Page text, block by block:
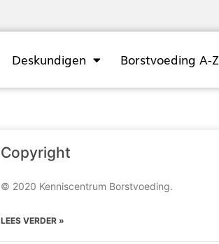
Deskundigen Borstvoeding A-Z
Copyright
© 2020 Kenniscentrum Borstvoeding.
LEES VERDER »